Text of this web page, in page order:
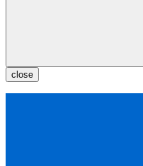
close